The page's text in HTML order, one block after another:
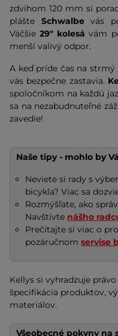
zdvihom 120 mm si
plášte Schwalbevás
Väčšie29" kolesá vám
menší valivý odpor.
A keď príde čas na
vás bezpečne zastavia.
spoločníkom na každú
sa na nezabudnuteľné
zavedie!
Naše tipy - mohlo by
Neviete si rady s
bicykla? Viac sa
Rozmýšľate, ako
Navštívte nášho
Prečítajte si viac o
pozáručnomservise
Kellys si vyhradzuje
špecifikácia produktov,
materiálov.
Všeobecné pokyny na